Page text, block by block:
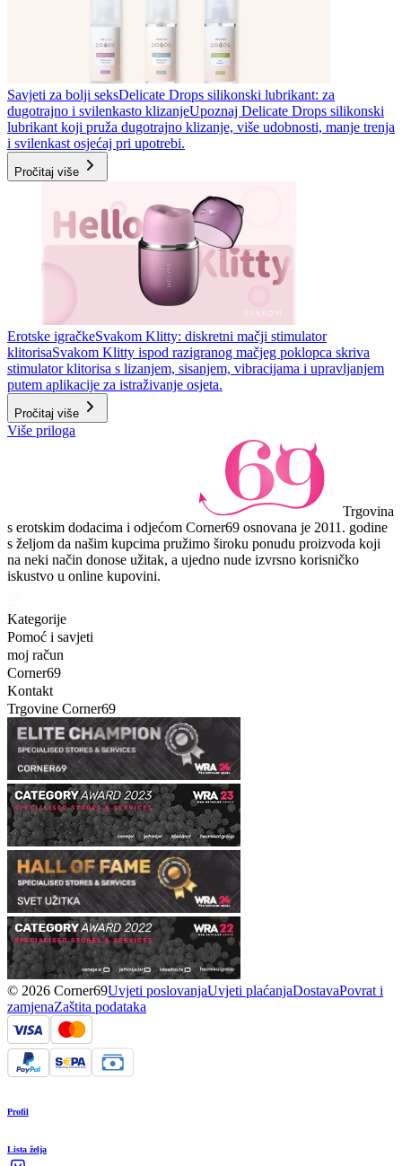
Savjeti za bolji seksDelicate Drops silikonski lubrikant: za
dugotrajno i svilenkasto klizanjeUpoznaj Delicate Drops silikonski
lubrikant koji pruža dugotrajno klizanje, više udobnosti, manje trenja
i svilenkast osjećaj pri upotrebi.
Pročitaj više
Erotske igračkeSvakom Klitty: diskretni mačji stimulator
klitorisaSvakom Klitty ispod razigranog mačjeg poklopca skriva
stimulator klitorisa s lizanjem, sisanjem, vibracijama i upravljanjem
putem aplikacije za istraživanje osjeta.
Pročitaj više
Više priloga
Trgovina
s erotskim dodacima i odjećom Corner69 osnovana je 2011. godine
s željom da našim kupcima pružimo široku ponudu proizvoda koji
na neki način donose užitak, a ujedno nude izvrsno korisničko
iskustvo u online kupovini.
Kategorije
Pomoć i savjeti
moj račun
Corner69
Kontakt
Trgovine Corner69
© 2026 Corner69Uvjeti poslovanjaUvjeti plaćanjaDostavaPovrat i
zamjenaZaštita podataka
Profil
Lista želja